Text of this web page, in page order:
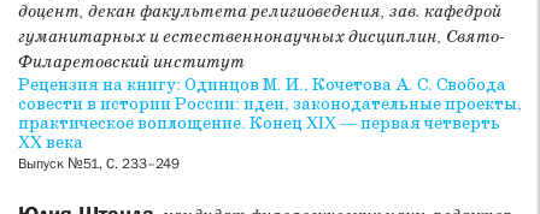
доцент, декан факультета религиоведения, зав. кафедрой
гуманитарных и естественнонаучных дисциплин, Свято-
Филаре­товский институт
Рецензия на книгу: Одинцов М. И., Кочетова А. С. Свобода
совести в истории России: идеи, законодательные проекты,
практическое воплощение. Конец XIX — первая четверть
XX века
Выпуск №51, С. 233–249